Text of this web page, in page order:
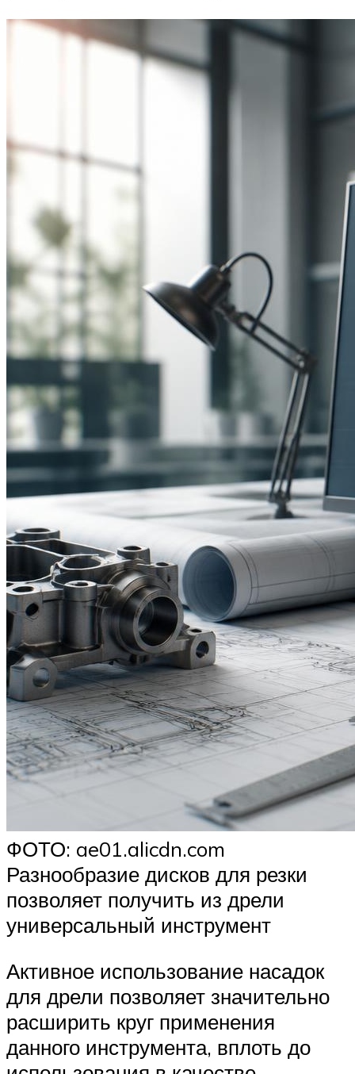
ФОТО: ae01.alicdn.com
Разнообразие дисков для резки
позволяет получить из дрели
универсальный инструмент
Активное использование насадок
для дрели позволяет значительно
расширить круг применения
данного инструмента, вплоть до